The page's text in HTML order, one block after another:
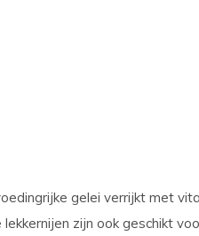
gelei verrijkt met
zijn ook geschikt